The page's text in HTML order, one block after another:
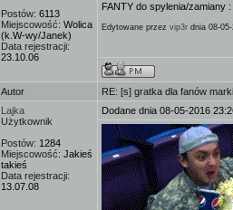
Postów: 6113
Miejscowość: Wolica
(k.W-wy/Janek)
Data rejestracji:
23.10.06
FANTY do spylenia/zamiany :
Edytowane przez vip3r dnia 08-
Autor
RE: [s] gratka dla fanów marki
Lajka
Użytkownik
Postów: 1284
Miejscowość: Jakieś
takieś
Data rejestracji:
13.07.08
Dodane dnia 08-05-2016